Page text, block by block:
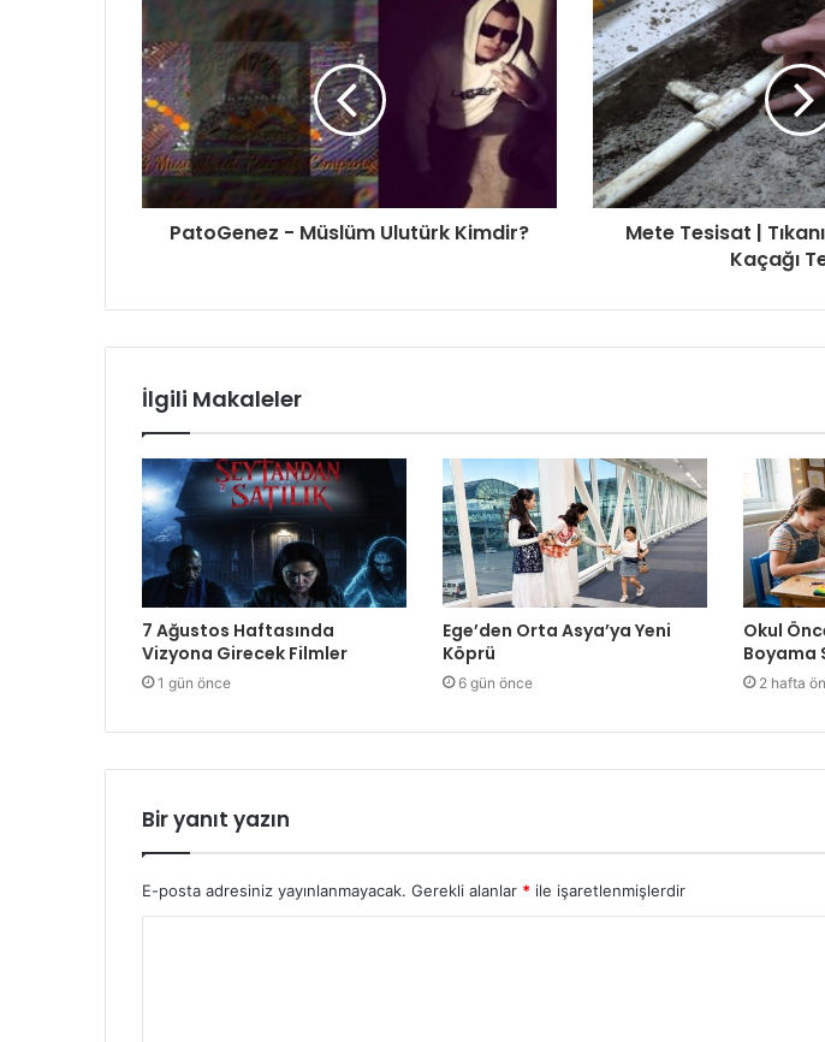
PatoGenez - Müslüm Ulutürk Kimdir?
Mete Tesisat |
Kaçağı
İlgili Makaleler
7 Ağustos Haftasında
Vizyona Girecek Filmler
1 gün önce
Ege’den Orta Asya’ya Yeni
Köprü
6 gün önce
Okul
Boyama
2 hafta
Bir yanıt yazın
E-posta adresiniz yayınlanmayacak. Gerekli alanlar * ile işaretlenmişlerdir